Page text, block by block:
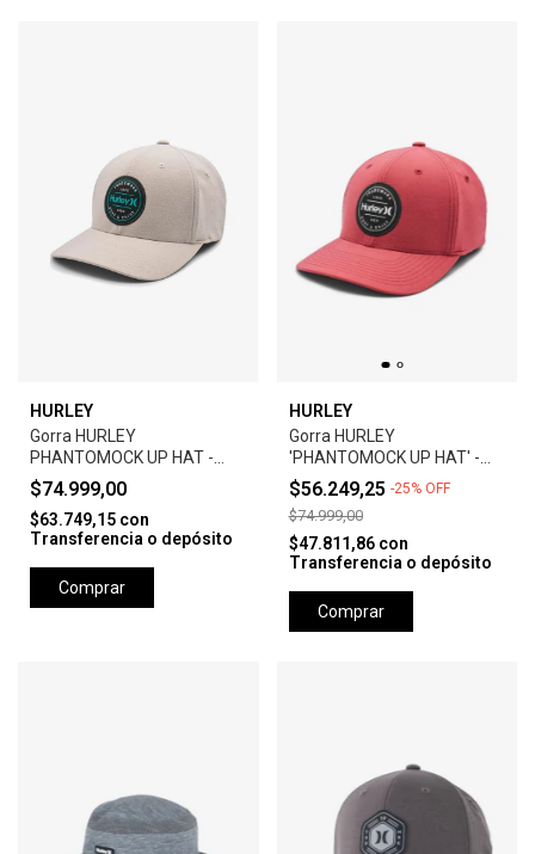
HURLEY
Gorra HURLEY
PHANTOMOCK UP HAT -
GREY
$74.999,00
$63.749,15 con
Transferencia o depósito
Comprar
HURLEY
Gorra HURLEY
'PHANTOMOCK UP HAT' -
UNIVERSTY RED
$56.249,25 -25% OFF
$74.999,00
$47.811,86 con
Transferencia o depósito
Comprar